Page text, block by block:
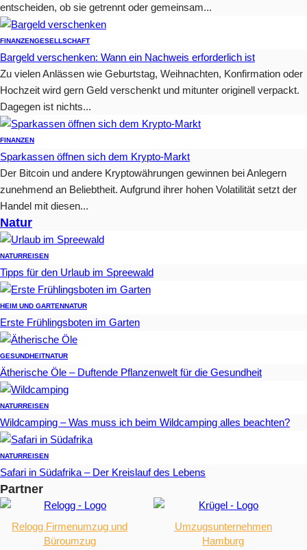
entscheiden, ob sie getrennt oder gemeinsam...
FINANZENGESELLSCHAFT
Bargeld verschenken: Wann ein Nachweis erforderlich ist
Zu vielen Anlässen wie Geburtstag, Weihnachten, Konfirmation oder
Hochzeit wird gern Geld verschenkt und mitunter originell verpackt.
Dagegen ist nichts...
FINANZEN
Sparkassen öffnen sich dem Krypto-Markt
Der Bitcoin und andere Kryptowährungen gewinnen bei Anlegern
zunehmend an Beliebtheit. Aufgrund ihrer hohen Volatilität setzt der
Handel mit diesen...
Natur
NATURREISEN
Tipps für den Urlaub im Spreewald
HEIM UND GARTENNATUR
Erste Frühlingsboten im Garten
GESUNDHEITNATUR
Ätherische Öle – Duftende Pflanzenwelt für die Gesundheit
NATURREISEN
Wildcamping – Was muss ich beim Wildcamping alles beachten?
NATURREISEN
Safari in Südafrika – Der Kreislauf des Lebens
Partner
Relogg Firmenumzug und
Büroumzug
Umzugsunternehmen
Hamburg